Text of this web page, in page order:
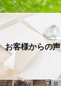
お客様からの声